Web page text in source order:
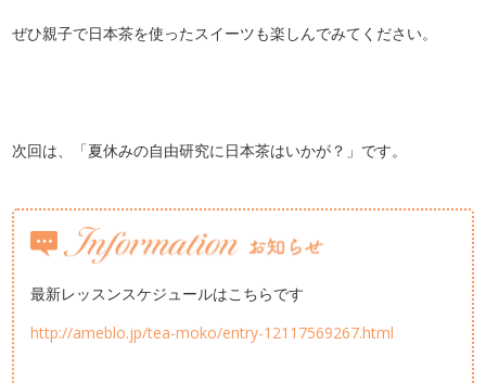
ぜひ親子で日本茶を使ったスイーツも楽しんでみてください。
次回は、「夏休みの自由研究に日本茶はいかが？」です。
最新レッスンスケジュールはこちらです
http://ameblo.jp/tea-moko/entry-12117569267.html